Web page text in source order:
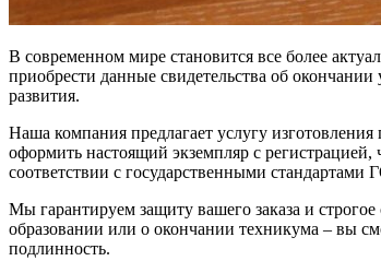
В современном мире становится все более
приобрести данные свидетельства об
развития.
Наша компания предлагает услугу
оформить настоящий экземпляр с
соответствии с государственными
Мы гарантируем защиту вашего заказа и
образовании или о окончании техникума – вы
подлинность.